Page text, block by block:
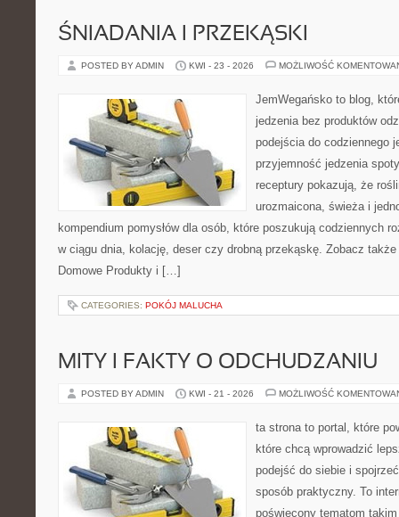
ŚNIADANIA I PRZEKĄSKI
POSTED BY ADMIN KWI - 23 - 2026 MOŻLIWOŚĆ
JemWegańsko to blog,
jedzenia bez produktów
podejścia do codziennego
przyjemność jedzenia
receptury pokazują, że
urozmaicona, świeża i
kompendium pomysłów dla osób, które poszukują codziennych
w ciągu dnia, kolację, deser czy drobną przekąskę. Zobacz
Domowe Produkty i […]
CATEGORIES: POKÓJ MALUCHA
MITY I FAKTY O ODCHUDZANIU
POSTED BY ADMIN KWI - 21 - 2026 MOŻLIWOŚĆ
ta strona to portal, które
które chcą wprowadzić
podejść do siebie i
sposób praktyczny. To
poświęcony tematom